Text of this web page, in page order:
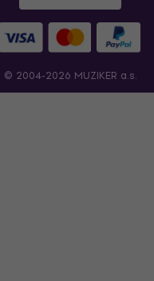
© 2004-2026 MUZIKER a.s.